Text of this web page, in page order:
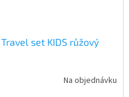
set KIDS růžový
Na objednávku